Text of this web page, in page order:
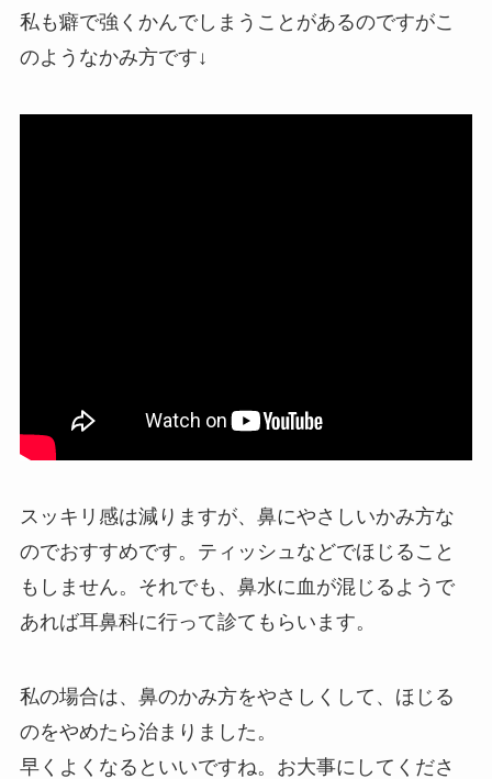
私も癖で強くかんでしまうことがあるのですがこ
のようなかみ方です↓
スッキリ感は減りますが、鼻にやさしいかみ方な
のでおすすめです。ティッシュなどでほじること
もしません。それでも、鼻水に血が混じるようで
あれば耳鼻科に行って診てもらいます。
私の場合は、鼻のかみ方をやさしくして、ほじる
のをやめたら治まりました。
早くよくなるといいですね。お大事にしてくださ